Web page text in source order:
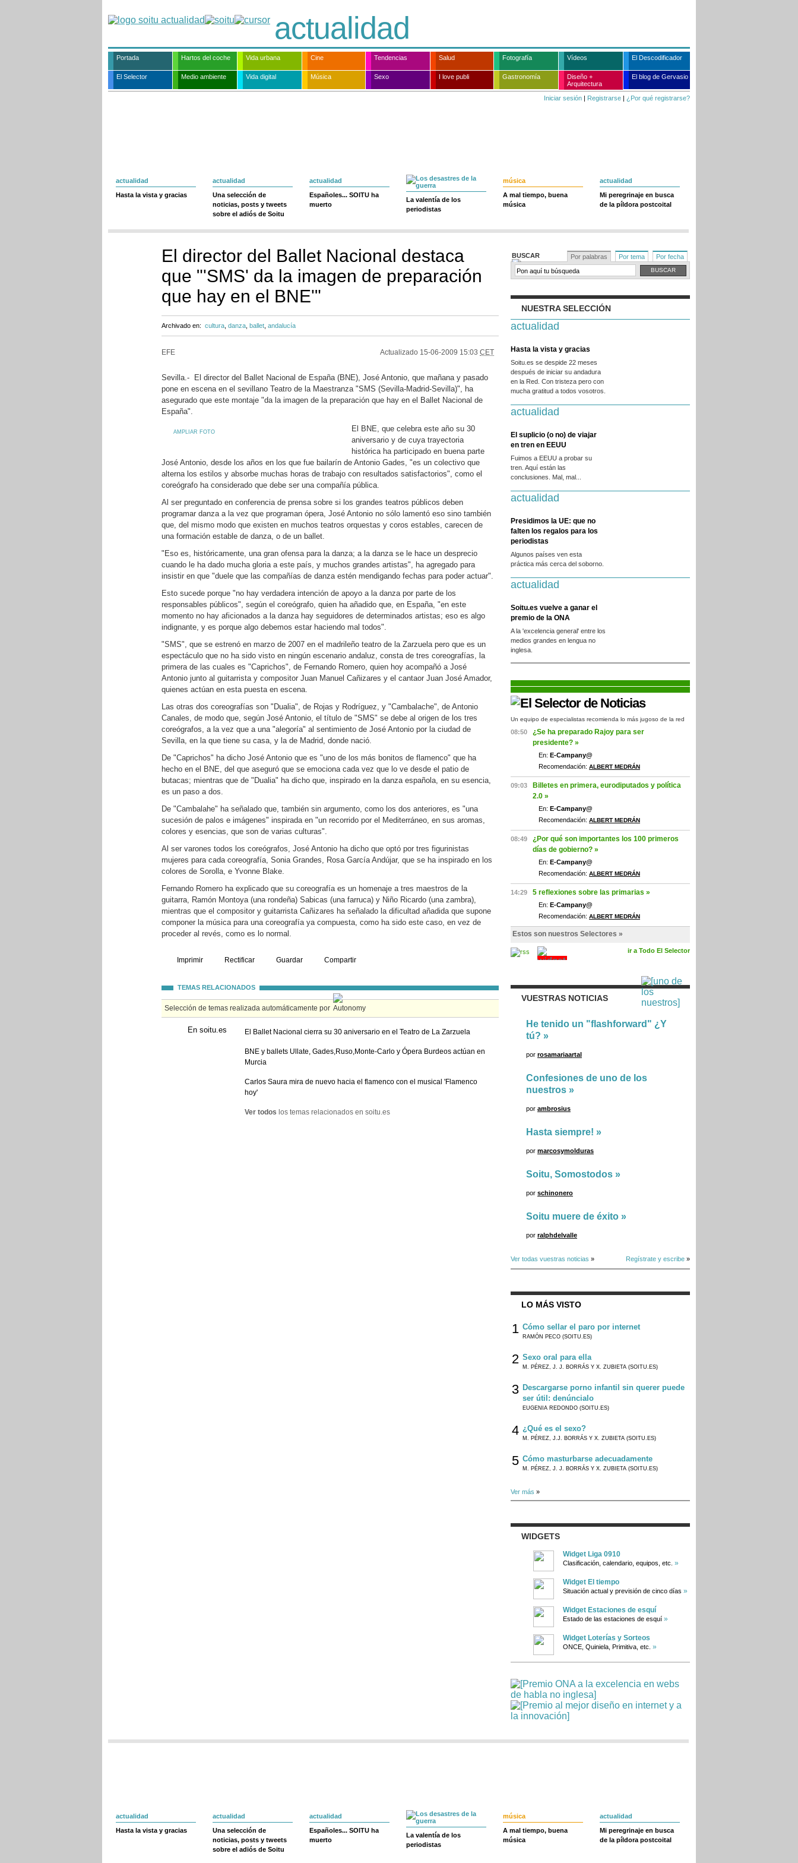
actualidad
Portada Hartos del coche Vida urbana Cine Tendencias Salud Fotografía Vídeos El Descodificador
El Selector Medio ambiente Vida digital Música Sexo I love publi Gastronomía
Diseño +
Arquitectura
El blog de Gervasio
Iniciar sesión | Registrarse | ¿Por qué registrarse?
actualidad
Hasta la vista y gracias
actualidad
Una selección de
noticias, posts y tweets
sobre el adiós de Soitu
actualidad
Españoles... SOITU ha
muerto
La valentía de los
periodistas
música
A mal tiempo, buena
música
actualidad
Mi peregrinaje en busca
de la píldora postcoital
El director del Ballet Nacional destaca
que "'SMS' da la imagen de preparación
que hay en el BNE'"
Archivado en: cultura danza ballet andalucía
EFE Actualizado 15-06-2009 15:03 CET
Sevilla.- El director del Ballet Nacional de España (BNE), José Antonio, que mañana y pasado
pone en escena en el sevillano Teatro de la Maestranza "SMS (Sevilla-Madrid-Sevilla)", ha
asegurado que este montaje "da la imagen de la preparación que hay en el Ballet Nacional de
España".
AMPLIAR FOTO
El BNE, que celebra este año su 30
aniversario y de cuya trayectoria
histórica ha participado en buena parte
José Antonio, desde los años en los que fue bailarín de Antonio Gades, "es un colectivo que
alterna los estilos y absorbe muchas horas de trabajo con resultados satisfactorios", como el
coreógrafo ha considerado que debe ser una compañía pública.
Al ser preguntado en conferencia de prensa sobre si los grandes teatros públicos deben
programar danza a la vez que programan ópera, José Antonio no sólo lamentó eso sino también
que, del mismo modo que existen en muchos teatros orquestas y coros estables, carecen de
una formación estable de danza, o de un ballet.
"Eso es, históricamente, una gran ofensa para la danza; a la danza se le hace un desprecio
cuando le ha dado mucha gloria a este país, y muchos grandes artistas", ha agregado para
insistir en que "duele que las compañías de danza estén mendigando fechas para poder actuar".
Esto sucede porque "no hay verdadera intención de apoyo a la danza por parte de los
responsables públicos", según el coreógrafo, quien ha añadido que, en España, "en este
momento no hay aficionados a la danza hay seguidores de determinados artistas; eso es algo
indignante, y es porque algo debemos estar haciendo mal todos".
"SMS", que se estrenó en marzo de 2007 en el madrileño teatro de la Zarzuela pero que es un
espectáculo que no ha sido visto en ningún escenario andaluz, consta de tres coreografías, la
primera de las cuales es "Caprichos", de Fernando Romero, quien hoy acompañó a José
Antonio junto al guitarrista y compositor Juan Manuel Cañizares y el cantaor Juan José Amador,
quienes actúan en esta puesta en escena.
Las otras dos coreografías son "Dualia", de Rojas y Rodríguez, y "Cambalache", de Antonio
Canales, de modo que, según José Antonio, el título de "SMS" se debe al origen de los tres
coreógrafos, a la vez que a una "alegoría" al sentimiento de José Antonio por la ciudad de
Sevilla, en la que tiene su casa, y la de Madrid, donde nació.
De "Caprichos" ha dicho José Antonio que es "uno de los más bonitos de flamenco" que ha
hecho en el BNE, del que aseguró que se emociona cada vez que lo ve desde el patio de
butacas; mientras que de "Dualia" ha dicho que, inspirado en la danza española, en su esencia,
es un paso a dos.
De "Cambalahe" ha señalado que, también sin argumento, como los dos anteriores, es "una
sucesión de palos e imágenes" inspirada en "un recorrido por el Mediterráneo, en sus aromas,
colores y esencias, que son de varias culturas".
Al ser varones todos los coreógrafos, José Antonio ha dicho que optó por tres figurinistas
mujeres para cada coreografía, Sonia Grandes, Rosa García Andújar, que se ha inspirado en los
colores de Sorolla, e Yvonne Blake.
Fernando Romero ha explicado que su coreografía es un homenaje a tres maestros de la
guitarra, Ramón Montoya (una rondeña) Sabicas (una farruca) y Niño Ricardo (una zambra),
mientras que el compositor y guitarrista Cañizares ha señalado la dificultad añadida que supone
componer la música para una coreografía ya compuesta, como ha sido este caso, en vez de
proceder al revés, como es lo normal.
Imprimir Rectificar Guardar Compartir
TEMAS RELACIONADOS
Selección de temas realizada automáticamente por
En soitu.es El Ballet Nacional cierra su 30 aniversario en el Teatro de La Zarzuela
BNE y ballets Ullate, Gades,Ruso,Monte-Carlo y Ópera Burdeos actúan en
Murcia
Carlos Saura mira de nuevo hacia el flamenco con el musical 'Flamenco
hoy'
Ver todos los temas relacionados en soitu.es
BUSCAR Por palabras Por tema Por fecha
NUESTRA SELECCIÓN
actualidad
Hasta la vista y gracias
Soitu.es se despide 22 meses
después de iniciar su andadura
en la Red. Con tristeza pero con
mucha gratitud a todos vosotros.
actualidad
El suplicio (o no) de viajar
en tren en EEUU
Fuimos a EEUU a probar su
tren. Aquí están las
conclusiones. Mal, mal...
actualidad
Presidimos la UE: que no
falten los regalos para los
periodistas
Algunos países ven esta
práctica más cerca del soborno.
actualidad
Soitu.es vuelve a ganar el
premio de la ONA
A la 'excelencia general' entre los
medios grandes en lengua no
inglesa.
Un equipo de especialistas recomienda lo más jugoso de la red
08:50
¿Se ha preparado Rajoy para ser
presidente? »
En: E-Campany@
Recomendación: ALBERT MEDRÁN
09:03
Billetes en primera, eurodiputados y política
2.0 »
En: E-Campany@
Recomendación: ALBERT MEDRÁN
08:49
¿Por qué son importantes los 100 primeros
días de gobierno? »
En: E-Campany@
Recomendación: ALBERT MEDRÁN
14:29 5 reflexiones sobre las primarias »
En: E-Campany@
Recomendación: ALBERT MEDRÁN
Estos son nuestros Selectores »
ir a Todo El Selector
VUESTRAS NOTICIAS
He tenido un "flashforward" ¿Y
tú? »
por rosamariaartal
Confesiones de uno de los
nuestros »
por ambrosius
Hasta siempre! »
por marcosymolduras
Soitu, Somostodos »
por schinonero
Soitu muere de éxito »
por ralphdelvalle
Ver todas vuestras noticias » Regístrate y escribe »
LO MÁS VISTO
1 Cómo sellar el paro por internet
RAMÓN PECO (SOITU.ES)
2 Sexo oral para ella
M. PÉREZ, J. J. BORRÁS Y X. ZUBIETA (SOITU.ES)
3 Descargarse porno infantil sin querer puede
ser útil: denúncialo
EUGENIA REDONDO (SOITU.ES)
4 ¿Qué es el sexo?
M. PÉREZ, J.J. BORRÁS Y X. ZUBIETA (SOITU.ES)
5 Cómo masturbarse adecuadamente
M. PÉREZ, J. J. BORRÁS Y X. ZUBIETA (SOITU.ES)
Ver más »
WIDGETS
Widget Liga 0910
Clasificación, calendario, equipos, etc. »
Widget El tiempo
Situación actual y previsión de cinco días »
Widget Estaciones de esquí
Estado de las estaciones de esquí »
Widget Loterías y Sorteos
ONCE, Quiniela, Primitiva, etc. »
actualidad
Hasta la vista y gracias
actualidad
Una selección de
noticias, posts y tweets
sobre el adiós de Soitu
actualidad
Españoles... SOITU ha
muerto
La valentía de los
periodistas
música
A mal tiempo, buena
música
actualidad
Mi peregrinaje en busca
de la píldora postcoital